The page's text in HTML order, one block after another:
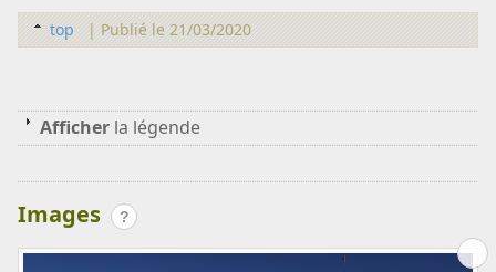
top | Publié le 21/03/2020
Afficher la légende
Images ?